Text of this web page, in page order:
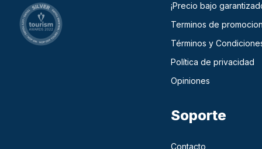
¡Precio bajo
Terminos de
Términos y
Política de privacidad
Opiniones
Soporte
Contacto